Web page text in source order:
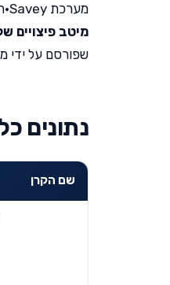
מערכת Savey •
מיטב פיצויים
שפורסם על ידי
נתונים
שם הקרן